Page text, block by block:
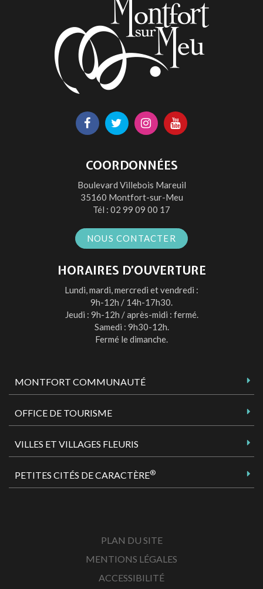
Lien
le
compte
Facebook
Lien
le
compte
Twitter
Lien
le
compte
Instagram
Lien
la
chaîne
Youtube
COORDONNÉES
Boulevard Villebois Mareuil
35160 Montfort-sur-Meu
Tél : 02 99 09 00 17
NOUS CONTACTER
HORAIRES D’OUVERTURE
Lundi, mardi, mercredi et vendredi :
9h-12h / 14h-17h30.
Jeudi : 9h-12h / après-midi : fermé.
Samedi : 9h30-12h.
Fermé le dimanche.
MONTFORT COMMUNAUTÉ
OFFICE DE TOURISME
VILLES ET VILLAGES FLEURIS
PETITES CITÉS DE CARACTÈRE®
PLAN DU SITE
MENTIONS LÉGALES
ACCESSIBILITÉ